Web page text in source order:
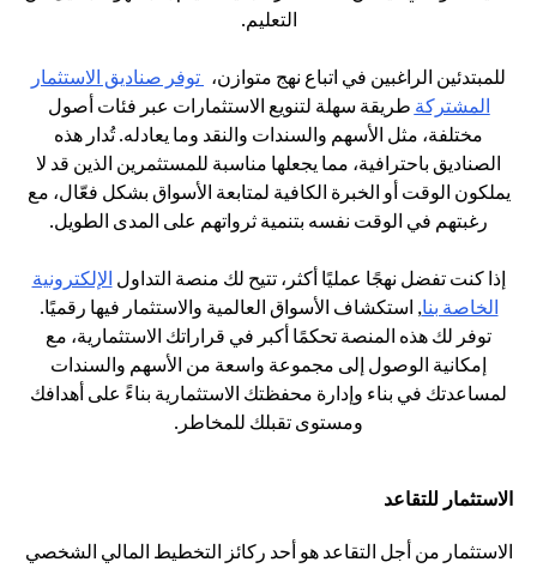
التعليم.
للمبتدئين الراغبين في اتباع نهج متوازن، توفر صناديق الاستثمار
المشتركة opens in a new tab
طريقة سهلة لتنويع الاستثمارات عبر فئات أصول
مختلفة، مثل الأسهم والسندات والنقد وما يعادله. تُدار هذه
الصناديق باحترافية، مما يجعلها مناسبة للمستثمرين الذين قد لا
يملكون الوقت أو الخبرة الكافية لمتابعة الأسواق بشكل فعّال، مع
رغبتهم في الوقت نفسه بتنمية ثرواتهم على المدى الطويل.
إذا كنت تفضل نهجًا عمليًا أكثر، تتيح لك منصة التداول الإلكترونية
الخاصة بناopens in a new tab
, استكشاف الأسواق العالمية والاستثمار فيها رقميًا.
توفر لك هذه المنصة تحكمًا أكبر في قراراتك الاستثمارية، مع
إمكانية الوصول إلى مجموعة واسعة من الأسهم والسندات
لمساعدتك في بناء وإدارة محفظتك الاستثمارية بناءً على أهدافك
ومستوى تقبلك للمخاطر.
الاستثمار للتقاعد
الاستثمار من أجل التقاعد هو أحد ركائز التخطيط المالي الشخصي